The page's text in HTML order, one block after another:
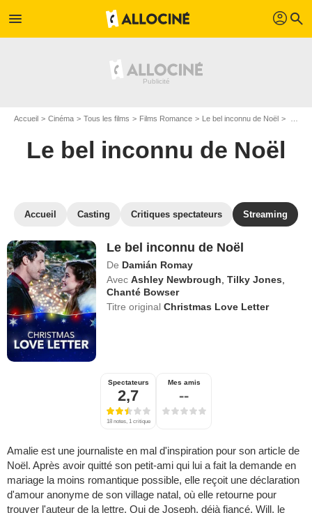
menu profil search
Accueil Cinéma Tous les films Films Romance Le bel inconnu de Noël
Le bel inconnu de Noël
Accueil Casting Critiques spectateurs Streaming
Le bel inconnu de Noël
De Damián Romay
Avec Ashley Newbrough ,Tilky Jones
Chanté Bowser
Titre originalChristmas Love Letter
Spectateurs
2,7
18 notes, 1 critique
Mes amis
--
Amalie est une journaliste en mal d'inspiration pour son article de
Noël. Après avoir quitté son petit-ami qui lui a fait la demande en
mariage la moins romantique possible, elle reçoit une déclaration
d'amour anonyme de son village natal, où elle retourne pour
trouver l'auteur de la lettre. Qui de Joseph, déjà fiancé, Will, le